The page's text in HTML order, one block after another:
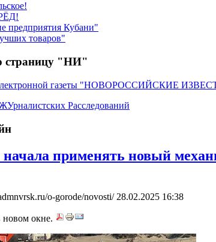
предприятия Кубани"
товаров"
страницу "НИ"
электронной газеты "НОВОРОССИЙСКИЕ
Расследований
применять новый
o-gorode/novosti/28.02.2025 16:38